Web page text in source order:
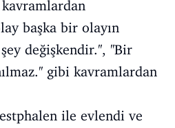
başka bir olayın
şey değişkendir.'', ''Bir
gibi kavramlardan
ile evlendi ve